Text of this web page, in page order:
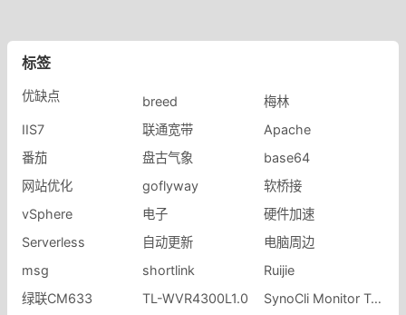
标签
优缺点 breed
梅林
IIS7
联通宽带
Apache
番茄
盘古气象
base64
网站优化
goflyway
软桥接
vSphere
电子
硬件加速
Serverless
自动更新
电脑周边
msg
shortlink
Ruijie
绿联CM633
​TL-WVR4300L1.0
SynoCli Monitor Tools